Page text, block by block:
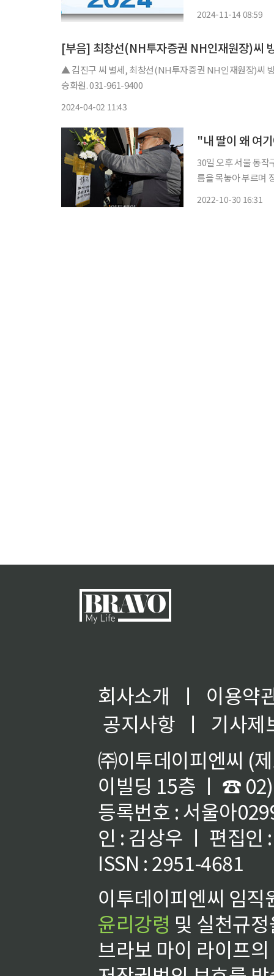
2024-11-14 08:59
[부음] 최창선(NH투자증권 NH인재원장)씨
▲ 김진구 씨 별세, 최창선(NH투자증권 NH인재원장)씨
승화원. 031-961-9400
2024-04-02 11:43
"내 딸이 왜 여
30일 오후 서울 동작
름을 목놓아 부르며
2022-10-30 16:31
회사소개 ㅣ
이용약
공지사항
ㅣ
기사제
㈜이투데이피엔씨 (
이빌딩 15층 ㅣ ☎
등록번호 : 서울아
인 : 김상우 ㅣ 편집인
ISSN : 2951-4681
이투데이피엔씨 임
윤리강령 및 실천규
브라보 마이 라이프